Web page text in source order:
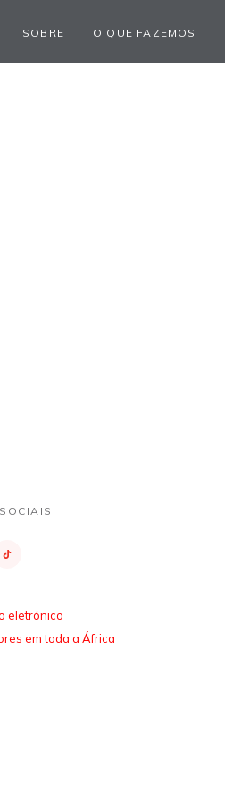
SOBRE O QUE FAZEMOS
eletrónico
em toda a África